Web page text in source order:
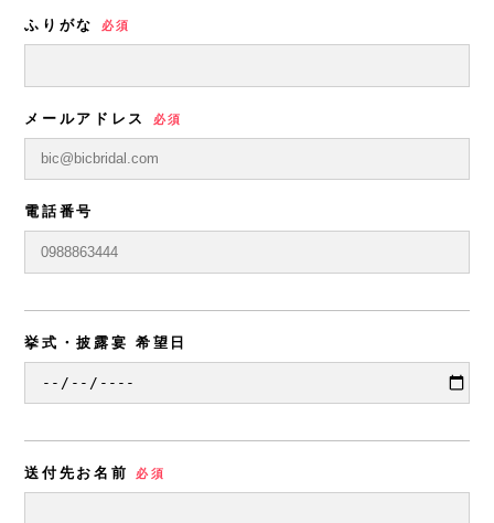
ふりがな 必須
メールアドレス 必須
電話番号
挙式・披露宴 希望日
送付先お名前 必須